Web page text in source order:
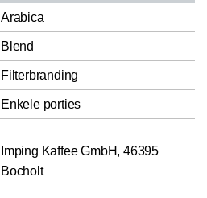
Arabica
Blend
Filterbranding
Enkele porties
Imping Kaffee GmbH, 46395
Bocholt